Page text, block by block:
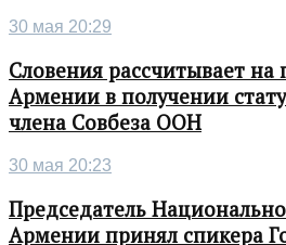
30 мая 20:29
Словения рассчитывает на
Армении в получении
члена Совбеза ООН
30 мая 20:23
Председатель
Армении принял спикера